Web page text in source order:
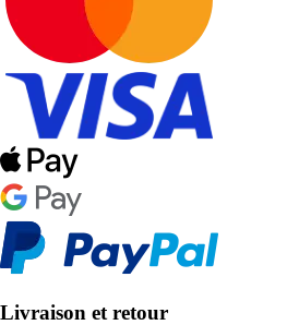
Livraison et retour